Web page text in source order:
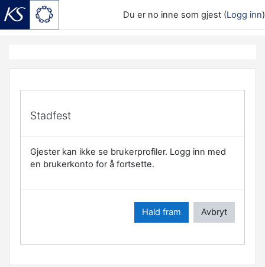
Du er no inne som gjest (Logg inn)
Stadfest
Gjester kan ikke se brukerprofiler. Logg inn med
en brukerkonto for å fortsette.
Hald fram Avbryt